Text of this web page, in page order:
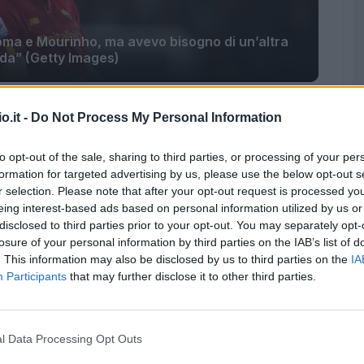
- Do Not Process My Personal Information
opt-out of the sale, sharing to third parties, or processing of your
for targeted advertising by us, please use the below opt-out
selection. Please note that after your opt-out request is processed
interest-based ads based on personal information utilized by us
to third parties prior to your opt-out. You may separately
of your personal information by third parties on the IAB’s list of
This information may also be disclosed by us to third parties on the
Participants that may further disclose it to other third parties.
Data Processing Opt Outs
e Mourinho, ma avevo bisogno di un’altra
(Getty Images)
la Roma in questa sessione di
il progetto tecnico del
centrocampista giallorosso ha rilasciato le
stampa della sua presentazione con il